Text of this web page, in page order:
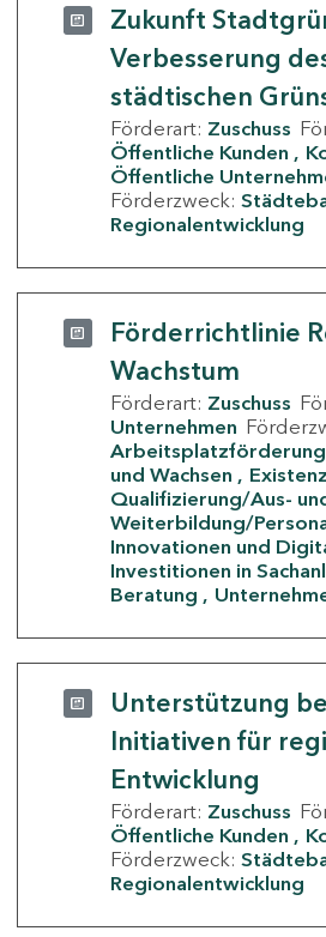
Zukunft
Verbesserung
städtischen
Förderart: Zuschuss
Öffentliche Kunden
Öffentliche
Förderzweck:
Regionalentwicklung
Förderrichtlinie
Wachstum
Förderart: Zuschuss
Unternehmen
Arbeitsplatzförderung
und Wachsen
Qualifizierung/Aus-
Weiterbildung/
Innovationen und
Investitionen in
Beratung
Unterstützung
Initiativen für
Entwicklung
Förderart: Zuschuss
Öffentliche Kunden
Förderzweck:
Regionalentwicklung